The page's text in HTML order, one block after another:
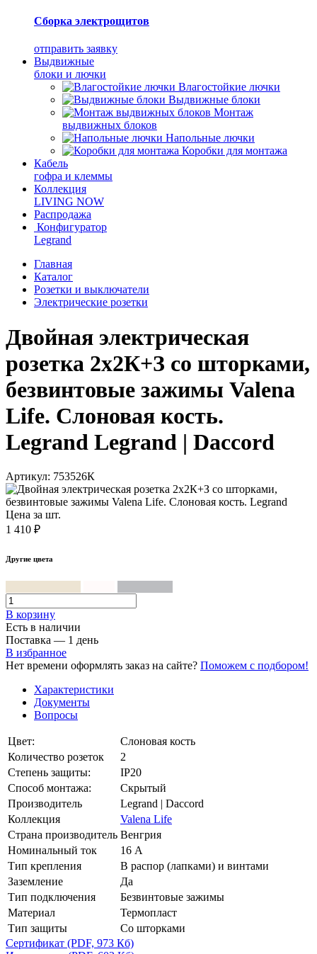
Сборка электрощитов
отправить заявку
Выдвижные
блоки и лючки
Влагостойкие лючки
Выдвижные блоки
Монтаж
выдвижных блоков
Напольные лючки
Коробки для монтажа
Кабель
гофра и клеммы
Коллекция
LIVING NOW
Распродажа
Конфигуратор
Legrand
Главная
Каталог
Розетки и выключатели
Электрические розетки
Двойная электрическая
розетка 2х2К+З со шторками,
безвинтовые зажимы Valena
Life. Слоновая кость.
Legrand Legrand | Daccord
Артикул: 753526К
Цена за шт.
1 410 ₽
Другие цвета
В корзинy
Есть в наличии
Поставка — 1 день
В избранное
Нет времени оформлять заказ на сайте? Поможем с подбором!
Характеристики
Документы
Вопросы
Цвет:
Слоновая кость
Количество розеток
2
Степень защиты:
IP20
Способ монтажа:
Скрытый
Производитель
Legrand | Daccord
Коллекция
Valena Life
Страна производитель Венгрия
Номинальный ток
16 А
Тип крепления
В распор (лапками) и винтами
Заземление
Да
Тип подключения
Безвинтовые зажимы
Материал
Термопласт
Тип защиты
Со шторками
Сертификат (PDF, 973 Кб)